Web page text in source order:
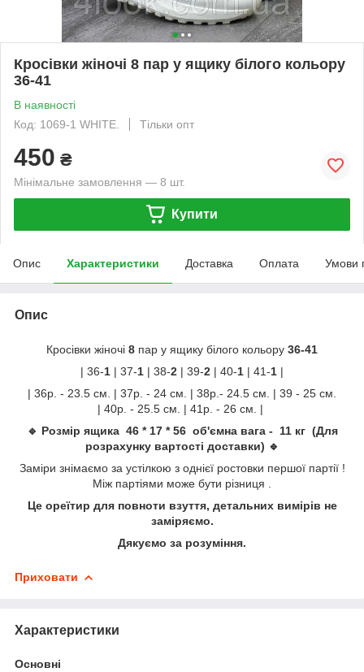
Кросівки жіночі 8 пар у ящику білого кольору
36-41
В наявності
Код: 1069-1 WHITE.
Тільки опт
450 ₴
Мінімальне замовлення — 8 шт.
Купити
Опис Характеристики Доставка Оплата Умови
Опис
Кросівки жіночі 8 пар у ящику білого кольору 36-41
| 36-1 | 37-1 | 38-2 | 39-2 | 40-1 | 41-1 |
| 36р. - 23.5 см. | 37р. - 24 см. | 38р.- 24.5 см. | 39 - 25 см.
| 40р. - 25.5 см. | 41р. - 26 см. |
🔹 Розмір ящика 46 * 17 * 56 об'ємна вага - 11 кг (Для
розрахунку вартості доставки) 🔹
Заміри знімаємо за устілкою з однієї ростовки першої партії !
Між партіями може бути різниця .
Це ореїтир для повноти взуття, детальних вимірів не
заміряємо.
Дякуємо за розуміння.
Приховати
Характеристики
Основні